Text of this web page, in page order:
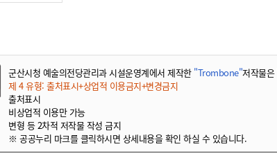
군산시청 예술의전당관리과 시설운영계에서 제작한 "Trombone"저작물은
제 4 유형: 출처표시+상업적 이용금지+변경금지
출처표시
비상업적 이용만 가능
변형 등 2차적 저작물 작성 금지
※ 공공누리 마크를 클릭하시면 상세내용을 확인 하실 수 있습니다.